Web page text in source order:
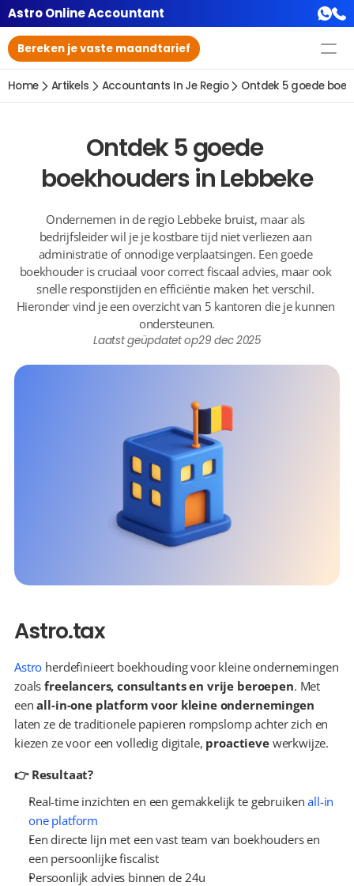
Astro Online Accountant
Bereken je vaste maandtarief
Home Artikels Accountants In Je Regio Ontdek 5 goede
Ontdek 5 goede
boekhouders in Lebbeke
Ondernemen in de regio Lebbeke bruist, maar als
bedrijfsleider wil je je kostbare tijd niet verliezen aan
administratie of onnodige verplaatsingen. Een goede
boekhouder is cruciaal voor correct fiscaal advies, maar ook
snelle responstijden en efficiëntie maken het verschil.
Hieronder vind je een overzicht van 5 kantoren die je kunnen
ondersteunen.
Laatst geüpdatet op29 dec 2025
Astro.tax
Astro herdefinieert boekhouding voor kleine ondernemingen
zoals freelancers, consultants en vrije beroepen. Met
een all-in-one platform voor kleine ondernemingen
laten ze de traditionele papieren rompslomp achter zich en
kiezen ze voor een volledig digitale, proactieve werkwijze.
👉 Resultaat?
Real-time inzichten en een gemakkelijk te gebruiken all-in
one platform
Een directe lijn met een vast team van boekhouders en
een persoonlijke fiscalist
Persoonlijk advies binnen de 24u